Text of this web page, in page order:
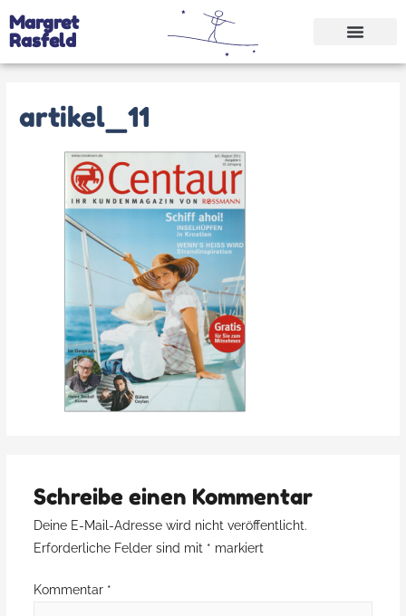
Margret
Rasfeld
artikel_11
Schreibe einen Kommentar
Deine E-Mail-Adresse wird nicht veröffentlicht.
Erforderliche Felder sind mit * markiert
Kommentar *